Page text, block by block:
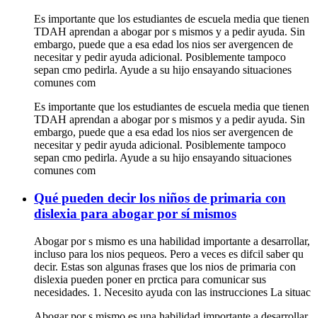
Es importante que los estudiantes de escuela media que tienen
TDAH aprendan a abogar por s mismos y a pedir ayuda. Sin
embargo, puede que a esa edad los nios ser avergencen de
necesitar y pedir ayuda adicional. Posiblemente tampoco
sepan cmo pedirla. Ayude a su hijo ensayando situaciones
comunes com
Es importante que los estudiantes de escuela media que tienen
TDAH aprendan a abogar por s mismos y a pedir ayuda. Sin
embargo, puede que a esa edad los nios ser avergencen de
necesitar y pedir ayuda adicional. Posiblemente tampoco
sepan cmo pedirla. Ayude a su hijo ensayando situaciones
comunes com
Qué pueden decir los niños de primaria con
dislexia para abogar por sí mismos
Abogar por s mismo es una habilidad importante a desarrollar,
incluso para los nios pequeos. Pero a veces es difcil saber qu
decir. Estas son algunas frases que los nios de primaria con
dislexia pueden poner en prctica para comunicar sus
necesidades. 1. Necesito ayuda con las instrucciones La situac